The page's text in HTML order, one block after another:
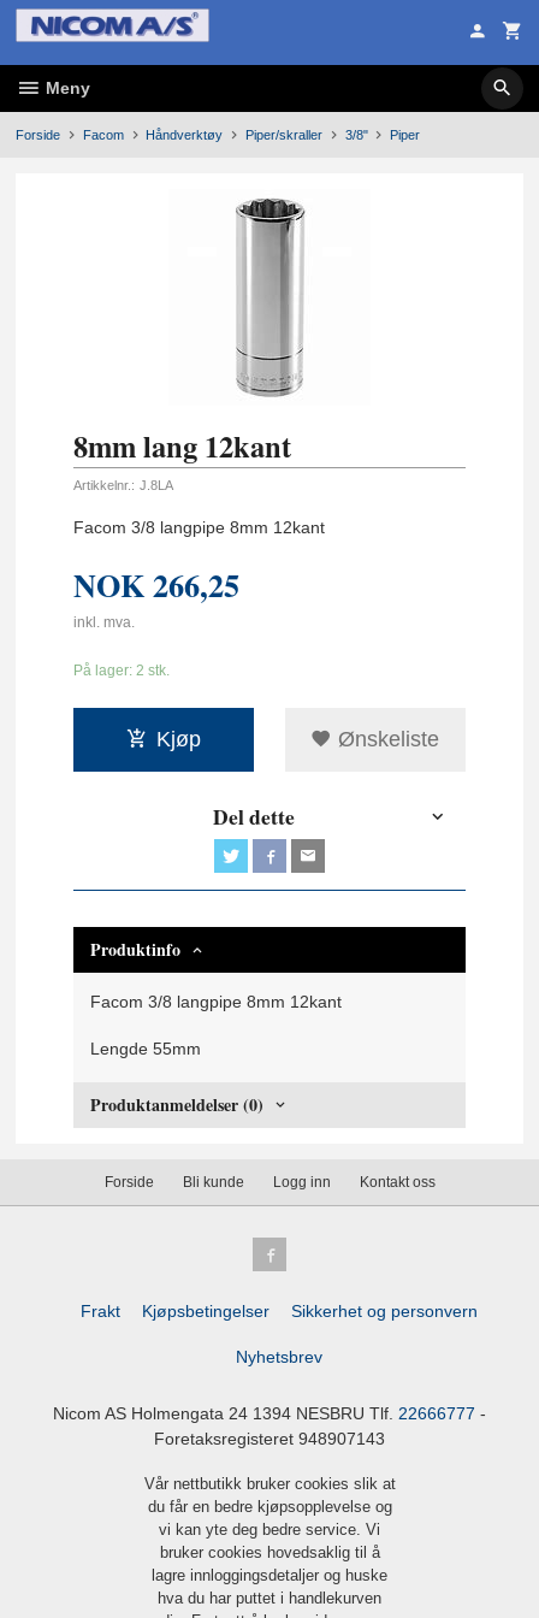
Gå
innholdet
Meny
Forside Facom Håndverktøy Piper/skraller 3/8" Piper
8mm lang 12kant
Artikkelnr.: J.8LA
Facom 3/8 langpipe 8mm 12kant
NOK266,25
inkl. mva.
På lager: 2 stk.
Kjøp Ønskeliste
Del dette
Produktinfo
Facom 3/8 langpipe 8mm 12kant
Lengde 55mm
Produktanmeldelser (0)
Forside Bli kunde Logg inn Kontakt oss
Frakt Kjøpsbetingelser Sikkerhet og personvern
Nyhetsbrev
Nicom AS Holmengata 24 1394 NESBRU Tlf. 22666777 -
Foretaksregisteret 948907143
Vår nettbutikk bruker cookies slik at
du får en bedre kjøpsopplevelse og
vi kan yte deg bedre service. Vi
bruker cookies hovedsaklig til å
lagre innloggingsdetaljer og huske
hva du har puttet i handlekurven